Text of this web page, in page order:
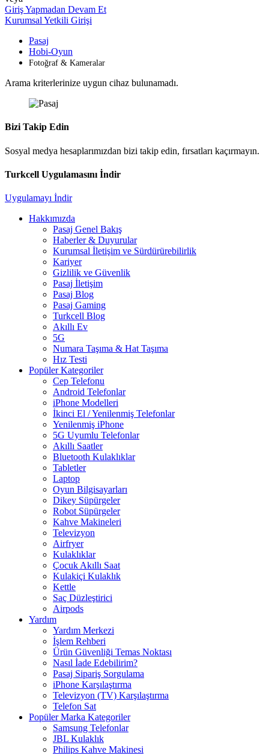
Giriş Yapmadan Devam Et
Kurumsal Yetkili Girişi
Pasaj
Hobi-Oyun
Fotoğraf & Kameralar
Arama kriterlerinize uygun cihaz bulunamadı.
Bizi Takip Edin
Sosyal medya hesaplarımızdan bizi takip edin, fırsatları kaçırmayın.
Turkcell Uygulamasını İndir
Uygulamayı İndir
Hakkımızda
Pasaj Genel Bakış
Haberler & Duyurular
Kurumsal İletişim ve Sürdürürebilirlik
Kariyer
Gizlilik ve Güvenlik
Pasaj İletişim
Pasaj Blog
Pasaj Gaming
Turkcell Blog
Akıllı Ev
5G
Numara Taşıma & Hat Taşıma
Hız Testi
Popüler Kategoriler
Cep Telefonu
Android Telefonlar
iPhone Modelleri
İkinci El / Yenilenmiş Telefonlar
Yenilenmiş iPhone
5G Uyumlu Telefonlar
Akıllı Saatler
Bluetooth Kulaklıklar
Tabletler
Laptop
Oyun Bilgisayarları
Dikey Süpürgeler
Robot Süpürgeler
Kahve Makineleri
Televizyon
Airfryer
Kulaklıklar
Çocuk Akıllı Saat
Kulakiçi Kulaklık
Kettle
Saç Düzleştirici
Airpods
Yardım
Yardım Merkezi
İşlem Rehberi
Ürün Güvenliği Temas Noktası
Nasıl İade Edebilirim?
Pasaj Sipariş Sorgulama
iPhone Karşılaştırma
Televizyon (TV) Karşılaştırma
Telefon Sat
Popüler Marka Kategoriler
Samsung Telefonlar
JBL Kulaklık
Philips Kahve Makinesi